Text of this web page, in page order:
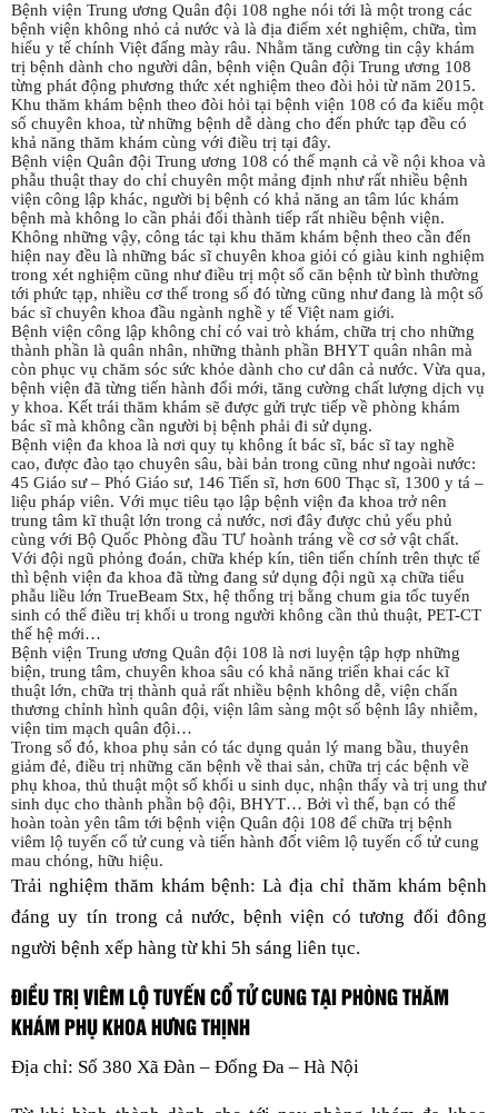
Bệnh viện Trung ương Quân đội 108 nghe nói tới là một trong các
bệnh viện không nhỏ cả nước và là địa điểm xét nghiệm, chữa, tìm
hiểu y tế chính Việt đấng mày râu. Nhằm tăng cường tin cậy khám
trị bệnh dành cho người dân, bệnh viện Quân đội Trung ương 108
từng phát động phương thức xét nghiệm theo đòi hỏi từ năm 2015.
Khu thăm khám bệnh theo đòi hỏi tại bệnh viện 108 có đa kiểu một
số chuyên khoa, từ những bệnh dễ dàng cho đến phức tạp đều có
khả năng thăm khám cùng với điều trị tại đây.
Bệnh viện Quân đội Trung ương 108 có thế mạnh cả về nội khoa và
phẫu thuật thay do chỉ chuyên một mảng định như rất nhiều bệnh
viện công lập khác, người bị bệnh có khả năng an tâm lúc khám
bệnh mà không lo cần phải đổi thành tiếp rất nhiều bệnh viện.
Không những vậy, công tác tại khu thăm khám bệnh theo cần đến
hiện nay đều là những bác sĩ chuyên khoa giỏi có giàu kinh nghiệm
trong xét nghiệm cũng như điều trị một số căn bệnh từ bình thường
tới phức tạp, nhiều cơ thể trong số đó từng cũng như đang là một số
bác sĩ chuyên khoa đầu ngành nghề y tế Việt nam giới.
Bệnh viện công lập không chỉ có vai trò khám, chữa trị cho những
thành phần là quân nhân, những thành phần BHYT quân nhân mà
còn phục vụ chăm sóc sức khỏe dành cho cư dân cả nước. Vừa qua,
bệnh viện đã từng tiến hành đổi mới, tăng cường chất lượng dịch vụ
y khoa. Kết trái thăm khám sẽ được gửi trực tiếp về phòng khám
bác sĩ mà không cần người bị bệnh phải đi sử dụng.
Bệnh viện đa khoa là nơi quy tụ không ít bác sĩ, bác sĩ tay nghề
cao, được đào tạo chuyên sâu, bài bản trong cũng như ngoài nước:
45 Giáo sư – Phó Giáo sư, 146 Tiến sĩ, hơn 600 Thạc sĩ, 1300 y tá –
liệu pháp viên. Với mục tiêu tạo lập bệnh viện đa khoa trở nên
trung tâm kĩ thuật lớn trong cả nước, nơi đây được chủ yếu phủ
cùng với Bộ Quốc Phòng đầu TƯ hoành tráng về cơ sở vật chất.
Với đội ngũ phỏng đoán, chữa khép kín, tiên tiến chính trên thực tế
thì bệnh viện đa khoa đã từng đang sử dụng đội ngũ xạ chữa tiểu
phẫu liều lớn TrueBeam Stx, hệ thống trị bằng chum gia tốc tuyến
sinh có thể điều trị khối u trong người không cần thủ thuật, PET-CT
thế hệ mới…
Bệnh viện Trung ương Quân đội 108 là nơi luyện tập hợp những
biện, trung tâm, chuyên khoa sâu có khả năng triển khai các kĩ
thuật lớn, chữa trị thành quả rất nhiều bệnh không dễ, viện chấn
thương chỉnh hình quân đội, viện lâm sàng một số bệnh lây nhiễm,
viện tim mạch quân đội…
Trong số đó, khoa phụ sản có tác dụng quản lý mang bầu, thuyên
giảm đẻ, điều trị những căn bệnh về thai sản, chữa trị các bệnh về
phụ khoa, thủ thuật một số khối u sinh dục, nhận thấy và trị ung thư
sinh dục cho thành phần bộ đội, BHYT… Bởi vì thế, bạn có thể
hoàn toàn yên tâm tới bệnh viện Quân đội 108 để chữa trị bệnh
viêm lộ tuyến cổ tử cung và tiến hành đốt viêm lộ tuyến cổ tử cung
mau chóng, hữu hiệu.
Trải nghiệm thăm khám bệnh: Là địa chỉ thăm khám bệnh
đáng uy tín trong cả nước, bệnh viện có tương đối đông
người bệnh xếp hàng từ khi 5h sáng liên tục.
ĐIỀU TRỊ VIÊM LỘ TUYẾN CỔ TỬ CUNG TẠI PHÒNG THĂM
KHÁM PHỤ KHOA HƯNG THỊNH
Địa chỉ: Số 380 Xã Đàn – Đống Đa – Hà Nội